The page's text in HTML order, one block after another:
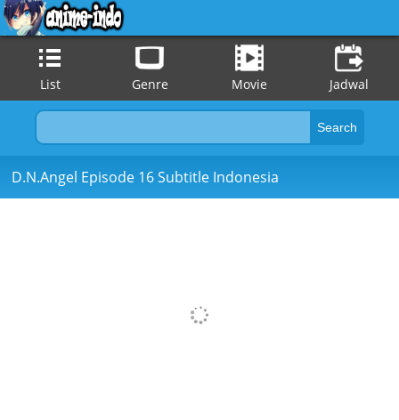
List Genre Movie Jadwal
D.N.Angel Episode 16 Subtitle Indonesia